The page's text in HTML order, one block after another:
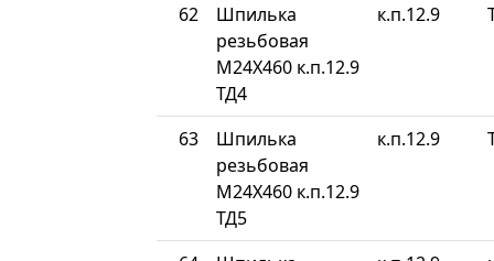
62
Шпилька
резьбовая
М24Х460 к.п.12.9
ТД4
к.п.12.9
63
Шпилька
резьбовая
М24Х460 к.п.12.9
ТД5
к.п.12.9